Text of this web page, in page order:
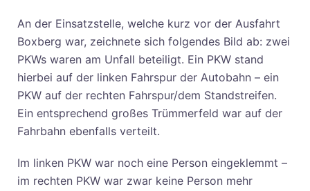
An der Einsatzstelle, welche kurz vor der Ausfahrt
Boxberg war, zeichnete sich folgendes Bild ab: zwei
PKWs waren am Unfall beteiligt. Ein PKW stand
hierbei auf der linken Fahrspur der Autobahn – ein
PKW auf der rechten Fahrspur/dem Standstreifen.
Ein entsprechend großes Trümmerfeld war auf der
Fahrbahn ebenfalls verteilt.
Im linken PKW war noch eine Person eingeklemmt –
im rechten PKW war zwar keine Person mehr